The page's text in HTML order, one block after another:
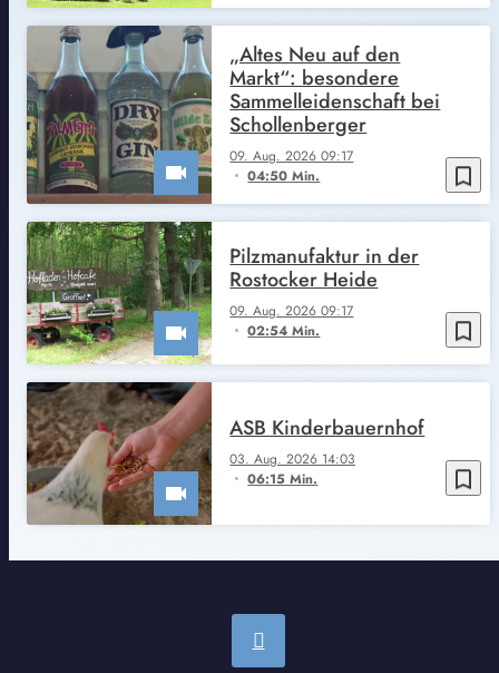
bookmark_border
09. Aug. 2026 09:17
04:50 Min.
„Altes Neu auf den
Markt“: besondere
Sammelleidenschaft bei
Schollenberger
bookmark_border
09. Aug. 2026 09:17
02:54 Min.
Pilzmanufaktur in der
Rostocker Heide
bookmark_border
03. Aug. 2026 14:03
06:15 Min.
ASB Kinderbauernhof